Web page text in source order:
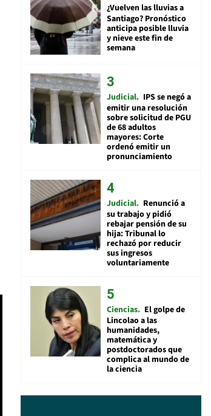
¿Vuelven las lluvias a
Santiago? Pronóstico
anticipa posible lluvia
y nieve este fin de
semana
Judicial IPS se negó a
emitir una resolución
sobre solicitud de PGU
de 68 adultos
mayores: Corte
ordenó emitir un
pronunciamiento
Judicial Renunció a
su trabajo y pidió
rebajar pensión de su
hija: Tribunal lo
rechazó por reducir
sus ingresos
voluntariamente
Ciencias El golpe de
Lincolao a las
humanidades,
matemática y
postdoctorados que
complica al mundo de
la ciencia